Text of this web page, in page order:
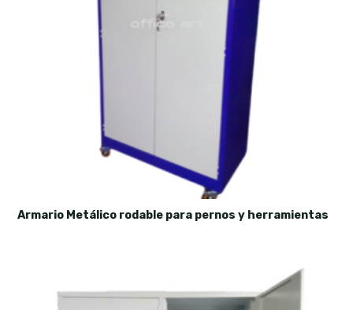
Armario Metálico rodable para pernos y herramientas